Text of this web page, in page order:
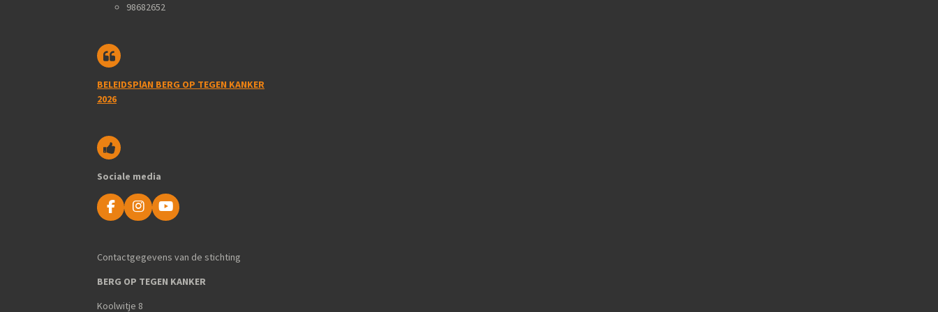
98682652
BELEIDSPlAN BERG OP TEGEN KANKER
2026
Sociale media
F
a
b
o
k
I
n
a
Y
o
u
e
Contactgegevens van de stichting
BERG OP TEGEN KANKER
Koolwitje 8